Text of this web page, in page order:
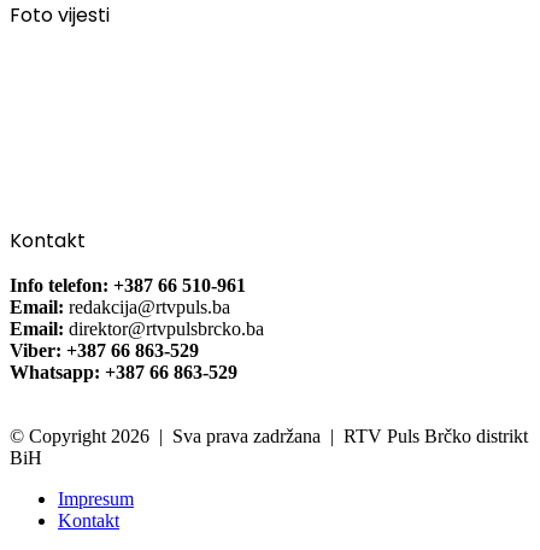
Foto vijesti
Kontakt
Info telefon: +387 66 510-961
Email: redakcija@rtvpuls.ba
Email: direktor@rtvpulsbrcko.ba
Viber: +387 66 863-529
Whatsapp: +387 66 863-529
© Copyright 2026 | Sva prava zadržana | RTV Puls Brčko distrikt
BiH
Impresum
Kontakt